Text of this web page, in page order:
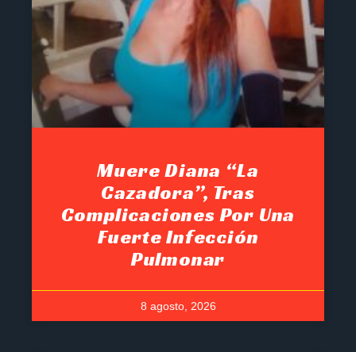
Muere Diana “La
Cazadora”, Tras
Complicaciones Por Una
Fuerte Infección
Pulmonar
8 agosto, 2026